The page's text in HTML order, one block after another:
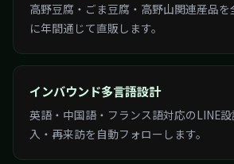
高野豆腐・ごま豆腐・高野山関連産品を
に年間通じて直販します。
インバウンド多言語設計
英語・中国語・フランス語対応のLINE
入・再来訪を自動フォローします。